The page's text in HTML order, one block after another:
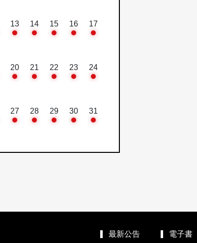
13 14 15 16 17
20 21 22 23 24
27 28 29 30 31
最新公告 電子書